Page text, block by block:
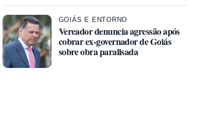
GOIÁS E ENTORNO
Vereador denuncia agressão após
cobrar ex-governador de Goiás
sobre obra paralisada